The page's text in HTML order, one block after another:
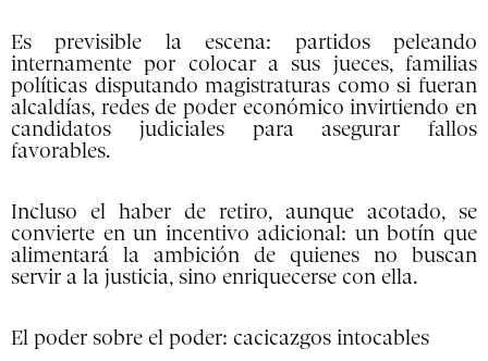
Es previsible la escena: partidos peleando
internamente por colocar a sus jueces, familias
políticas disputando magistraturas como si fueran
alcaldías, redes de poder económico invirtiendo en
candidatos judiciales para asegurar fallos
favorables.
Incluso el haber de retiro, aunque acotado, se
convierte en un incentivo adicional: un botín que
alimentará la ambición de quienes no buscan
servir a la justicia, sino enriquecerse con ella.
El poder sobre el poder: cacicazgos intocables